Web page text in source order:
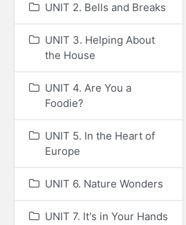
UNIT 2. Bells and Breaks
UNIT 3. Helping About
the House
UNIT 4. Are You a
Foodie?
UNIT 5. In the Heart of
Europe
UNIT 6. Nature Wonders
UNIT 7. It's in Your Hands